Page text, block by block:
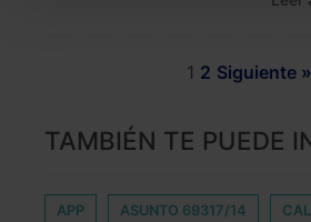
navegador. Si no seleccionas
Saber más acerca de las cookies
1 2 Siguiente »
TAMBIÉN TE PUEDE
APP ASUNTO 69317/14